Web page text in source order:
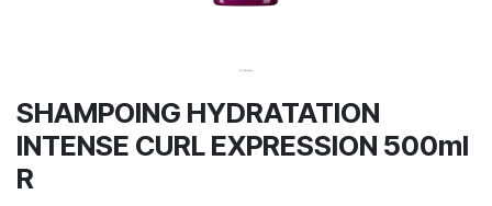
SHAMPOING HYDRATATION
INTENSE CURL EXPRESSION 500ml
R